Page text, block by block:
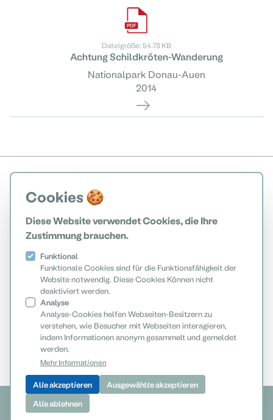
Cookies 🍪
Diese Website verwendet Cookies, die Ihre
Zustimmung brauchen.
Funktional
Funktionale Cookies sind für die Funktionsfähigkeit der
Website notwendig. Diese Cookies Können nicht
deaktiviert werden.
Analyse
Analyse-Cookies helfen Webseiten-Besitzern zu
verstehen, wie Besucher mit Webseiten interagieren,
indem Informationen anonym gesammelt und gemeldet
werden.
Mehr Informationen
Alle akzeptieren Ausgewählte akzeptieren
Alle ablehnen
Dateigröße: 54.78 KB
Achtung Schildkröten-Wanderung
Nationalpark Donau-Auen
2014
© 2026 Nationalpark Donau-Auen GmbH
www.donauauen.at